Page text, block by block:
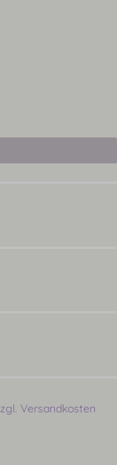
Versandkosten